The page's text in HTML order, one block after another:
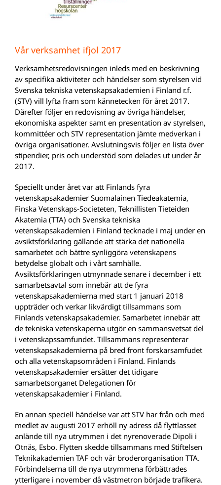
Vår verksamhet ifjol 2017
Verksamhetsredovisningen inleds med en beskrivning
av specifika aktiviteter och händelser som styrelsen vid
Svenska tekniska vetenskapsakademien i Finland r.f.
(STV) vill lyfta fram som kännetecken för året 2017.
Därefter följer en redovisning av övriga händelser,
ekonomiska aspekter samt en presentation av styrelsen,
kommittéer och STV representation jämte medverkan i
övriga organisationer. Avslutningsvis följer en lista över
stipendier, pris och understöd som delades ut under år
2017.
Speciellt under året var att Finlands fyra
vetenskapsakademier Suomalainen Tiedeakatemia,
Finska Vetenskaps-Societeten, Teknillisten Tieteiden
Akatemia (TTA) och Svenska tekniska
vetenskapsakademien i Finland tecknade i maj under en
avsiktsförklaring gällande att stärka det nationella
samarbetet och bättre synliggöra vetenskapens
betydelse globalt och i vårt samhälle.
Avsiktsförklaringen utmynnade senare i december i ett
samarbetsavtal som innebär att de fyra
vetenskapsakademierna med start 1 januari 2018
uppträder och verkar likvärdigt tillsammans som
Finlands vetenskapsakademier. Samarbetet innebär att
de tekniska vetenskaperna utgör en sammansvetsat del
i vetenskapssamfundet. Tillsammans representerar
vetenskapsakademierna på bred front forskarsamfudet
och alla vetenskapsområden i Finland. Finlands
vetenskapsakademier ersätter det tidigare
samarbetsorganet Delegationen för
vetenskapsakademier i Finland.
En annan speciell händelse var att STV har från och med
medlet av augusti 2017 erhöll ny adress då flyttlasset
anlände till nya utrymmen i det nyrenoverade Dipoli i
Otnäs, Esbo. Flytten skedde tillsammans med Stiftelsen
Teknikakademien TAF och vår broderorganisation TTA.
Förbindelserna till de nya utrymmena förbättrades
ytterligare i november då västmetron började trafikera.